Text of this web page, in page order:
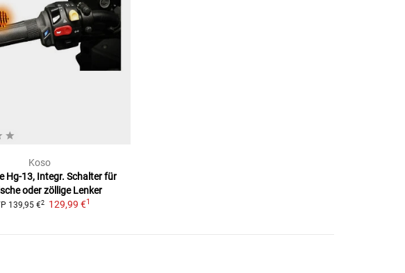
Koso
Hg-13, Integr. Schalterfür
oder zöllige Lenker
139,95 €2 129,99 €1